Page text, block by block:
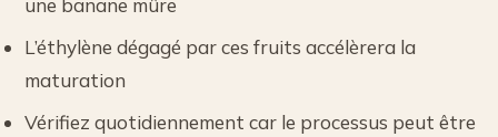
une banane mûre
L’éthylène dégagé par ces fruits accélèrera la
maturation
Vérifiez quotidiennement car le processus peut être